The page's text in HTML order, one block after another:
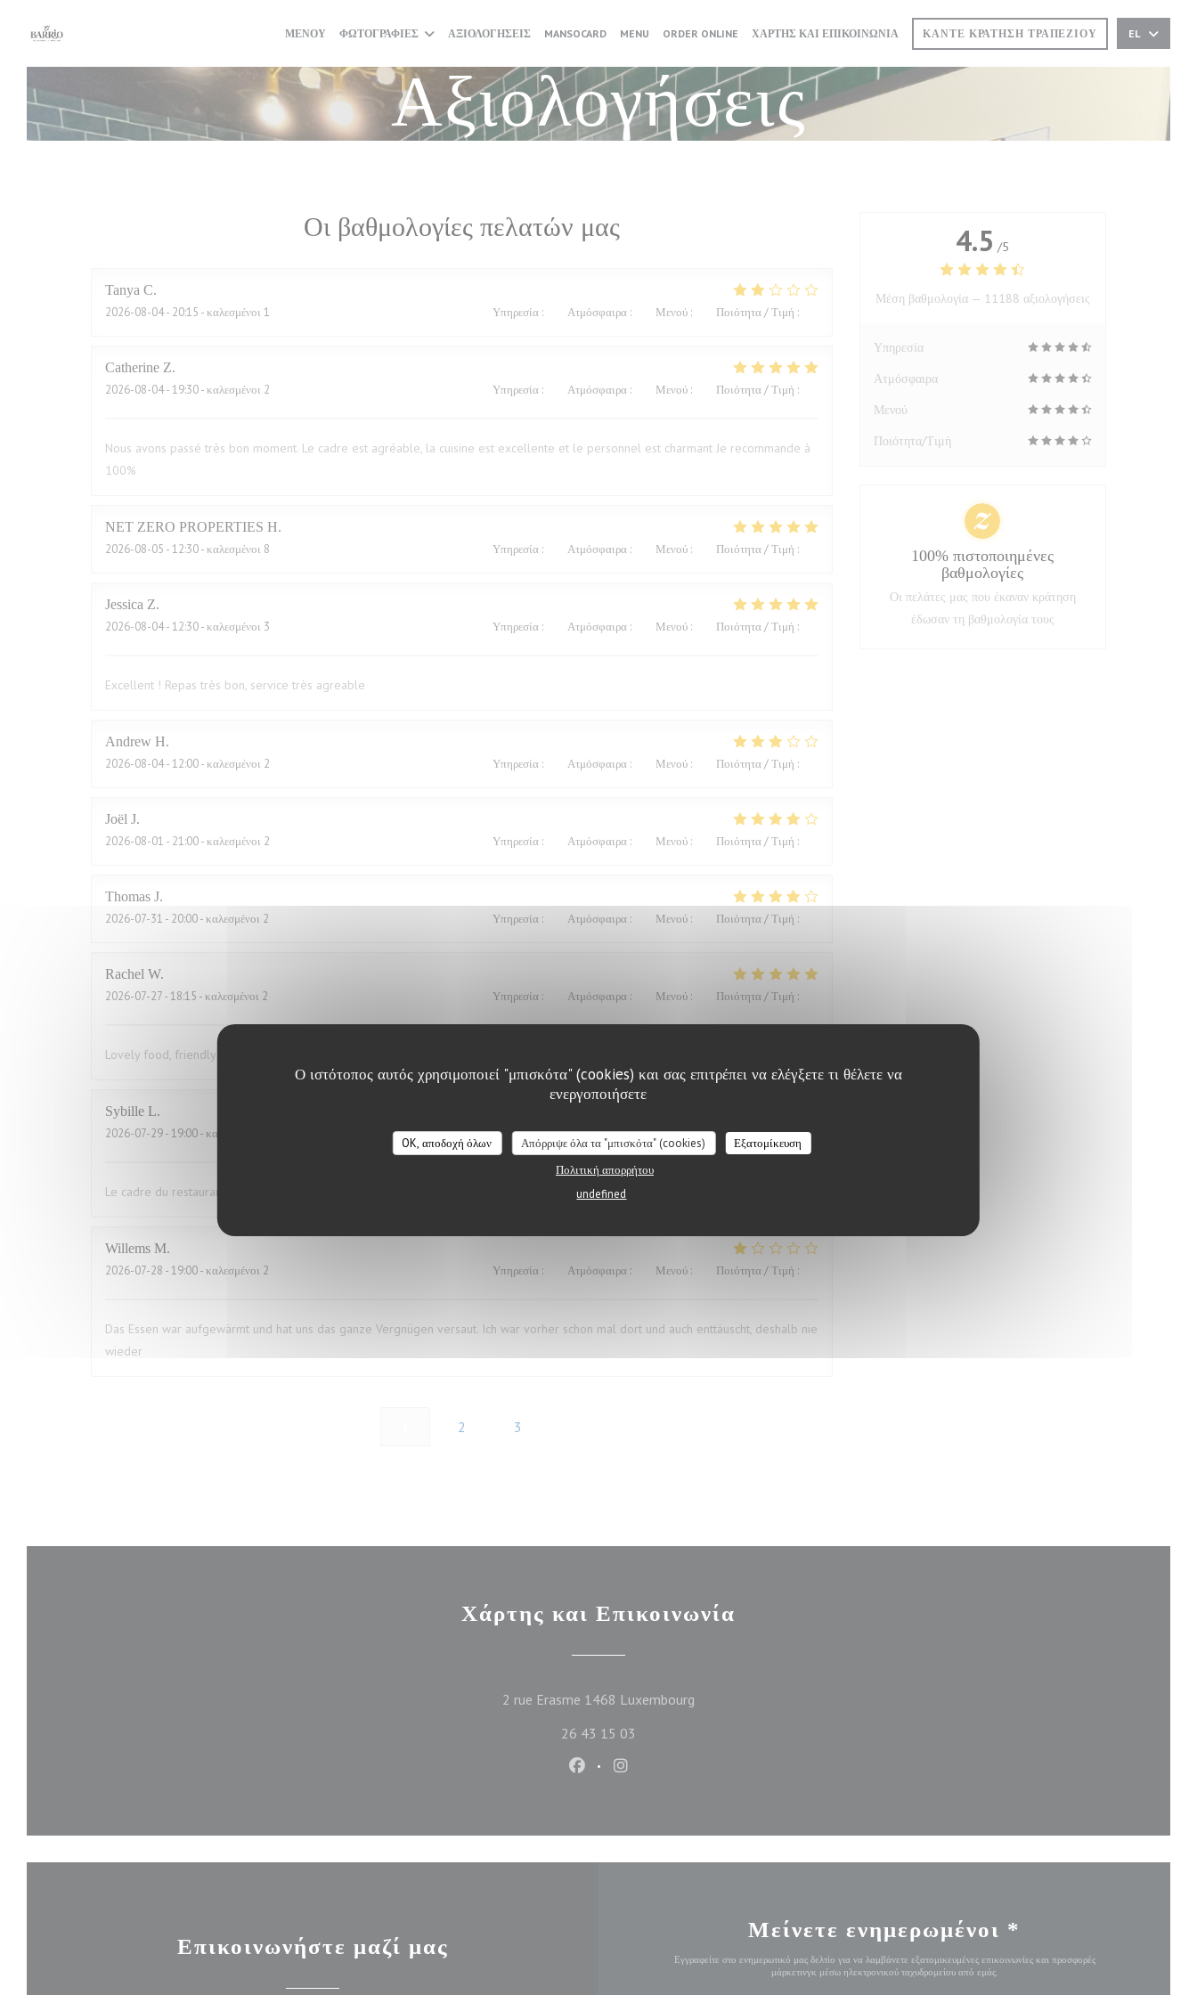
Ο ιστότοπος αυτός χρησιμοποιεί "μπισκότα" (cookies) και σας επιτρέπει να ελέγξετε τι θέλετε να
ενεργοποιήσετε
OK, αποδοχή όλων Απόρριψε όλα τα "μπισκότα" (cookies)
Εξατομίκευση
Πολιτική απορρήτου
undefined
ΜΕΝΟΎ ΦΩΤΟΓΡΑΦΊΕΣ ΑΞΙΟΛΟΓΉΣΕΙΣ MANSOCARD MENU ((ΑΝΟΊΓΕΙ ΣΕ ΝΈΟ ΠΑΡΆΘΥΡΟ))
ORDER ONLINE ((ΑΝΟΊΓΕΙ ΣΕ ΝΈΟ ΠΑΡΆΘΥΡΟ))
ΧΆΡΤΗΣ ΚΑΙ ΕΠΙΚΟΙΝΩΝΊΑ ΚΆΝΤΕ ΚΡΆΤΗΣΗ ΤΡΑΠΕΖΙΟΎ EL
Αξιολογήσεις
Οι βαθμολογίες πελατών μας
Tanya C
2026-08-04- 20:15 - καλεσμένοι 1 Υπηρεσία: Ατμόσφαιρα: Μενού: Ποιότητα / Τιμή :
Catherine Z
2026-08-04- 19:30 - καλεσμένοι 2 Υπηρεσία: Ατμόσφαιρα: Μενού: Ποιότητα / Τιμή :
Nous avons passé très bon moment. Le cadre est agréable, la cuisine est excellente et le personnel est charmant Je recommande à
100%
NET ZERO PROPERTIES H
2026-08-05 - 12:30 - καλεσμένοι 8 Υπηρεσία: Ατμόσφαιρα: Μενού: Ποιότητα / Τιμή :
Jessica Z
2026-08-04- 12:30 - καλεσμένοι 3 Υπηρεσία: Ατμόσφαιρα: Μενού: Ποιότητα / Τιμή :
Excellent ! Repas très bon, service très agreable
Andrew H
2026-08-04- 12:00 - καλεσμένοι 2 Υπηρεσία: Ατμόσφαιρα: Μενού: Ποιότητα / Τιμή :
Joël J
2026-08-01 - 21:00 - καλεσμένοι 2 Υπηρεσία: Ατμόσφαιρα: Μενού: Ποιότητα / Τιμή :
Thomas J
2026-07-31 - 20:00 - καλεσμένοι 2 Υπηρεσία: Ατμόσφαιρα: Μενού: Ποιότητα / Τιμή :
Rachel W
2026-07-27- 18:15 - καλεσμένοι 2 Υπηρεσία : Ατμόσφαιρα: Μενού: Ποιότητα / Τιμή :
Lovely food, friendly and efficient service
Sybille L
2026-07-29- 19:00 - καλεσμένοι 10 Υπηρεσία:4/5 Ατμόσφαιρα:4/5 Μενού:5/5 Ποιότητα / Τιμή:4/5
Le cadre du restaurant est très bien. La qualité des plats. Excellent.Le service aimable
Willems M
2026-07-28 - 19:00 - καλεσμένοι 2 Υπηρεσία: Ατμόσφαιρα: Μενού: Ποιότητα / Τιμή :
Das Essen war aufgewärmt und hat uns das ganze Vergnügen versaut. Ich war vorher schon mal dort und auch enttäuscht, deshalb nie
wieder
2 3
4.5 /5
Μέση βαθμολογία — 11188 αξιολογήσεις
Υπηρεσία
Ατμόσφαιρα
Μενού
Ποιότητα/Τιμή
100% πιστοποιημένες
βαθμολογίες
Οι πελάτες μας που έκαναν κράτηση
έδωσαν τη βαθμολογία τους
Χάρτης και Επικοινωνία
2 rue Erasme 1468 Luxembourg
26 43 15 03
Facebook ((ανοίγει σε νέο παράθυρο))
Instagram ((ανοίγει σε νέο παράθυρο))
Επικοινωνήστε μαζί μας
Μείνετε ενημερωμένοι *
Εγγραφείτε στο ενημερωτικό μας δελτίο για να λαμβάνετε εξατομικευμένες επικοινωνίες και προσφορές
μάρκετινγκ μέσω ηλεκτρονικού ταχυδρομείου από εμάς.